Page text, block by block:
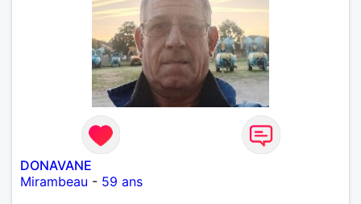
DONAVANE
Mirambeau - 59 ans